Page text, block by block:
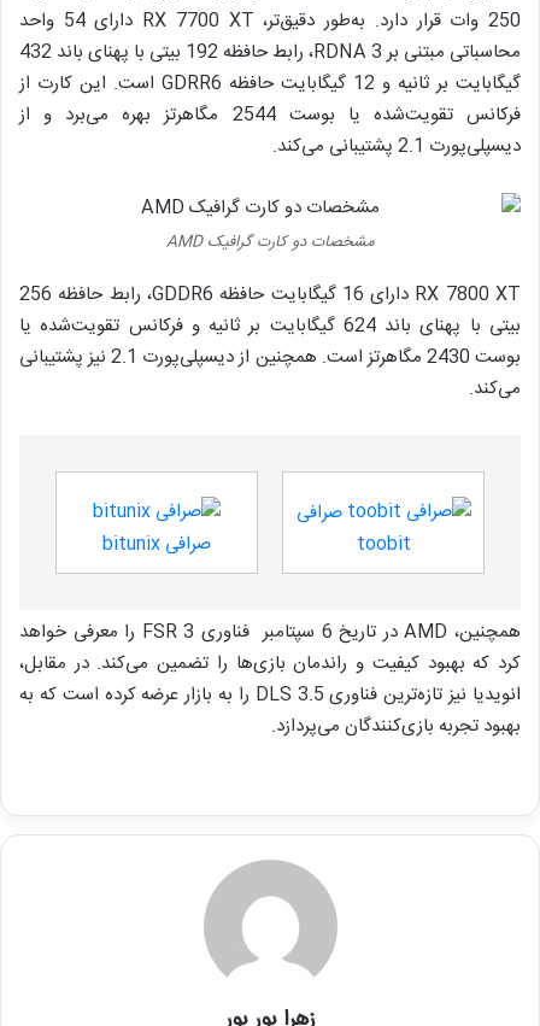
250 وات قرار دارد. به‌طور دقیق‌تر، RX 7700 XT دارای 54 واحد
محاسباتی مبتنی بر RDNA 3، رابط حافظه 192 بیتی با پهنای باند 432
گیگابایت بر ثانیه و 12 گیگابایت حافظه GDRR6 است. این کارت از
فرکانس تقویت‌شده یا بوست 2544 مگاهرتز بهره می‌برد و از
دیسپلی‌پورت 2.1 پشتیبانی می‌کند.
مشخصات دو کارت گرافیک AMD
RX 7800 XT دارای 16 گیگابایت حافظه GDDR6، رابط حافظه 256
بیتی با پهنای باند 624 گیگابایت بر ثانیه و فرکانس تقویت‌شده یا
بوست 2430 مگاهرتز است. همچنین از دیسپلی‌پورت 2.1 نیز پشتیبانی
می‌کند.
صرافی
toobit
صرافی bitunix
همچنین، AMD در تاریخ 6 سپتامبر فناوری FSR 3 را معرفی خواهد
کرد که بهبود کیفیت و راندمان بازی‌ها را تضمین می‌کند. در مقابل،
انویدیا نیز تازه‌ترین فناوری DLS 3.5 را به بازار عرضه کرده است که به
بهبود تجربه بازی‌کنندگان می‌پردازد.